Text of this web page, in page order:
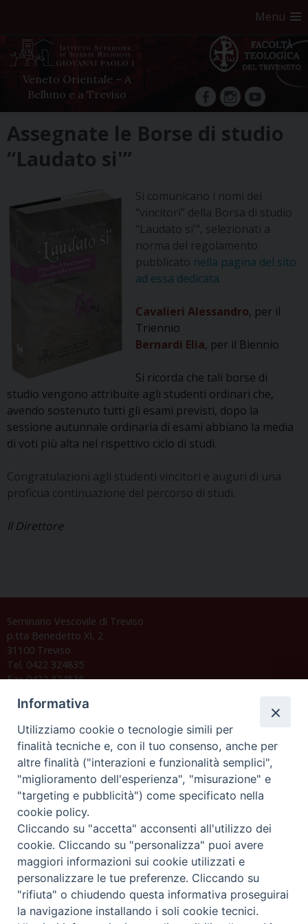
Menu
Veneto Orientale – A
Belluno e a Treviso
facebookInstagram
YouTube
to
content
Assegnate le Borse di studio
“Laudato si'”
Si comunicano i nomi dei
“vincitori” della Borsa di studio
“Laudato si'”, selezionati a
norma del regolamento
pubblicato nella pagina del sito
ad essa dedicata
Cavalieri Alessandro, per il
Triennio
Bernardi Elia, per il Biennio
Si ricorda che tali borse di
studio vengono attribuite agli studenti ordinari che,
avendo sostenuto tutti gli esami previsti, dopo la
sessione autunnale ordinaria di esami abbiano la media
di voti più alta nel rispettivo ciclo di studi.
Congratulazioni agli studenti vincitori e auguri di una
proficua continuazione del percorso di studi.
ll Direttore
Seminario Vescovile di Treviso
p.tta Benedetto XI, 2
31100 Treviso
Tel. 0422 324835
Fax 0422 324836
C.F. 94004060268
Orario di segreteria
Lunedì 17.30-19.30
Martedì 17.30-19.30
Mercoledì 17.30-19.30
Giovedì 17.30-19.30
Venerdì chiuso
Sabato 9.30-11.30
Privacy e sicurezza
Informativa
Utilizziamo cookie o tecnologie simili per
finalità tecniche e, con il tuo consenso, anche per
altre finalità ("interazioni e funzionalità semplici",
"miglioramento dell'esperienza", "misurazione" e
"targeting e pubblicità") come specificato nella
cookie policy.
Cliccando su "accetta" acconsenti all'utilizzo dei
cookie. Cliccando su "personalizza" puoi avere
maggiori informazioni sui cookie utilizzati e
personalizzare le tue preferenze. Cliccando su
"rifiuta" o chiudendo questa informativa proseguirai
la navigazione installando i soli cookie tecnici.